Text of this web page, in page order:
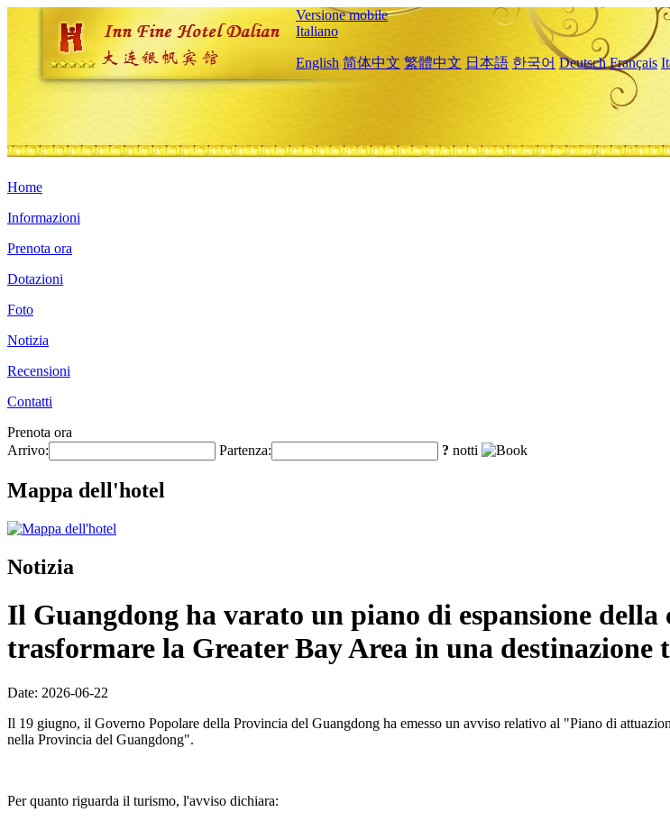
Versione mobile
Italiano
English 简体中文 繁體中文 日本語 한국어 Deutsch Français
Home
Informazioni
Prenota ora
Dotazioni
Foto
Notizia
Recensioni
Contatti
Prenota ora
Arrivo:
Partenza: ? notti
Mappa dell'hotel
Notizia
Il Guangdong ha varato un piano di espansione
trasformare la Greater Bay Area in una
Date: 2026-06-22
Il 19 giugno, il Governo Popolare della Provincia del Guangdong ha emesso un avviso relativo al "Piano di
nella Provincia del Guangdong".
Per quanto riguarda il turismo, l'avviso dichiara: